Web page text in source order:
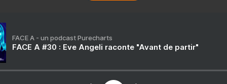
FACE A - un podcast Purecharts
FACE A #30 : Eve Angeli raconte "Avant de partir"